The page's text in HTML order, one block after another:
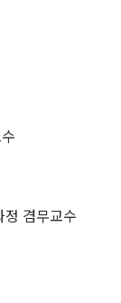
겸무교수